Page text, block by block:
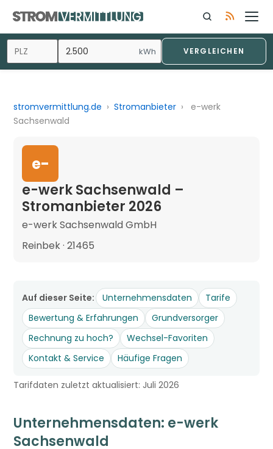
kWh VERGLEICHEN
stromvermittlung.de › Stromanbieter ›
e-werk
Sachsenwald
e-
e-werk Sachsenwald –
Stromanbieter 2026
e-werk Sachsenwald GmbH
Reinbek · 21465
Auf dieser Seite: Unternehmensdaten
Tarife
Bewertung & Erfahrungen
Grundversorger
Rechnung zu hoch?
Wechsel-Favoriten
Kontakt & Service
Häufige Fragen
Tarifdaten zuletzt aktualisiert: Juli 2026
Unternehmensdaten: e-werk
Sachsenwald